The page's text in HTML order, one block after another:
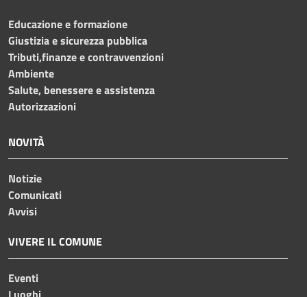
Educazione e formazione
Giustizia e sicurezza pubblica
Tributi,finanze e contravvenzioni
Ambiente
Salute, benessere e assistenza
Autorizzazioni
NOVITÀ
Notizie
Comunicati
Avvisi
VIVERE IL COMUNE
Eventi